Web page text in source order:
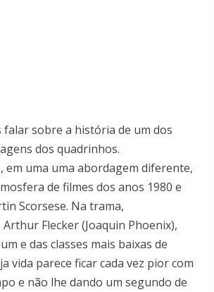
falar sobre a história de um dos
dos quadrinhos.
em uma uma abordagem diferente,
de filmes dos anos 1980 e
Scorsese. Na trama,
Flecker (Joaquin Phoenix),
e das classes mais baixas de
vida parece ficar cada vez pior com
e não lhe dando um segundo de